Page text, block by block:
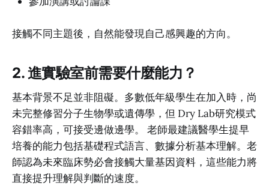
接觸不同主題後，自然能發現自己感興趣的方向。
2. 進實驗室前需要什麼能力？
基本背景不足並非阻礙。多數低年級學生在加入時，尚
未完整修習分子生物學或遺傳學，但 Dry Lab研究模式
容錯率高，可接受邊做邊學。 老師最建議醫學生提早
培養的能力包括基礎程式語言、數據分析基本理解。老
師認為未來臨床勢必會接觸大量基因資料，這些能力將
直接提升理解與判斷的速度。